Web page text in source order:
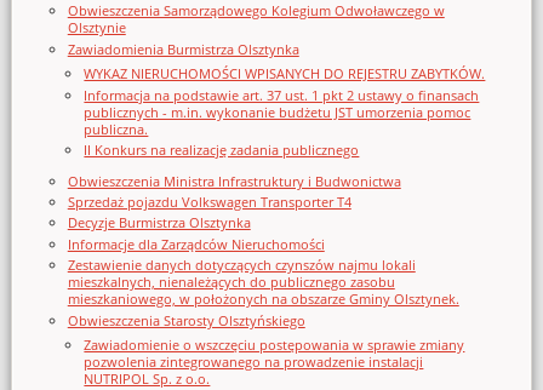
Obwieszczenia Samorządowego Kolegium Odwoławczego w
Olsztynie
Zawiadomienia Burmistrza Olsztynka
WYKAZ NIERUCHOMOŚCI WPISANYCH DO REJESTRU ZABYTKÓW.
Informacja na podstawie art. 37 ust. 1 pkt 2 ustawy o finansach
publicznych - m.in. wykonanie budżetu JST umorzenia pomoc
publiczna.
II Konkurs na realizację zadania publicznego
Obwieszczenia Ministra Infrastruktury i Budwonictwa
Sprzedaż pojazdu Volkswagen Transporter T4
Decyzje Burmistrza Olsztynka
Informacje dla Zarządców Nieruchomości
Zestawienie danych dotyczących czynszów najmu lokali
mieszkalnych, nienależących do publicznego zasobu
mieszkaniowego, w położonych na obszarze Gminy Olsztynek.
Obwieszczenia Starosty Olsztyńskiego
Zawiadomienie o wszczęciu postępowania w sprawie zmiany
pozwolenia zintegrowanego na prowadzenie instalacji
NUTRIPOL Sp. z o.o.